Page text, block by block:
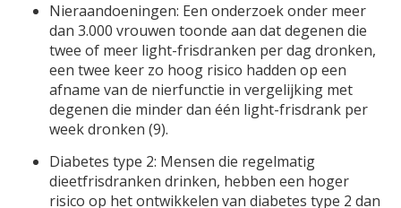
Nieraandoeningen: Een onderzoek onder meer
dan 3.000 vrouwen toonde aan dat degenen die
twee of meer light-frisdranken per dag dronken,
een twee keer zo hoog risico hadden op een
afname van de nierfunctie in vergelijking met
degenen die minder dan één light-frisdrank per
week dronken (9).
Diabetes type 2: Mensen die regelmatig
dieetfrisdranken drinken, hebben een hoger
risico op het ontwikkelen van diabetes type 2 dan